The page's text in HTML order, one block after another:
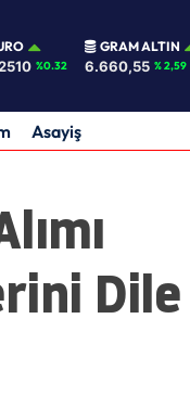
%0.32
GRAM ALTIN
6.660,55 % 2,59
Asayiş
Dile